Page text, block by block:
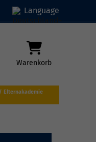
Language
Warenkorb
Elternakademie